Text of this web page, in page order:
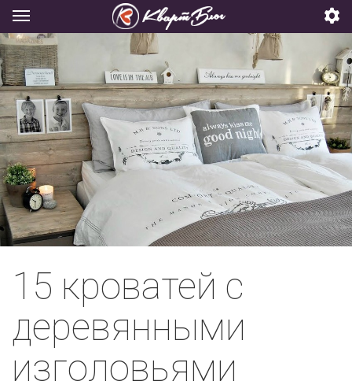
15 кроватей с
деревянными
изголовьями